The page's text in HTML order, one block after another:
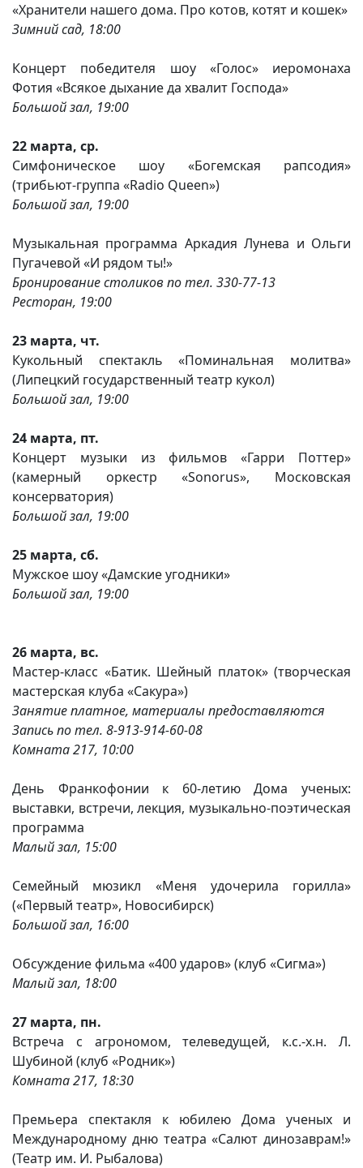
«Хранители нашего дома. Про котов, котят и кошек»
Зимний сад, 18:00
Концерт победителя шоу «Голос» иеромонаха
Фотия «Всякое дыхание да хвалит Господа»
Большой зал, 19:00
22 марта, ср.
Симфоническое шоу «Богемская рапсодия»
(трибьют-группа «Radio Queen»)
Большой зал, 19:00
Музыкальная программа Аркадия Лунева и Ольги
Пугачевой «И рядом ты!»
Бронирование столиков по тел. 330-77-13
Ресторан, 19:00
23 марта, чт.
Кукольный спектакль «Поминальная молитва»
(Липецкий государственный театр кукол)
Большой зал, 19:00
24 марта, пт.
Концерт музыки из фильмов «Гарри Поттер»
(камерный оркестр «Sonorus», Московская
консерватория)
Большой зал, 19:00
25 марта, сб.
Мужское шоу «Дамские угодники»
Большой зал, 19:00
26 марта, вс.
Мастер-класс «Батик. Шейный платок» (творческая
мастерская клуба «Сакура»)
Занятие платное, материалы предоставляются
Запись по тел. 8-913-914-60-08
Комната 217, 10:00
День Франкофонии к 60-летию Дома ученых:
выставки, встречи, лекция, музыкально-поэтическая
программа
Малый зал, 15:00
Семейный мюзикл «Меня удочерила горилла»
(«Первый театр», Новосибирск)
Большой зал, 16:00
Обсуждение фильма «400 ударов» (клуб «Сигма»)
Малый зал, 18:00
27 марта, пн.
Встреча с агрономом, телеведущей, к.с.-х.н. Л.
Шубиной (клуб «Родник»)
Комната 217, 18:30
Премьера спектакля к юбилею Дома ученых и
Международному дню театра «Салют динозаврам!»
(Театр им. И. Рыбалова)